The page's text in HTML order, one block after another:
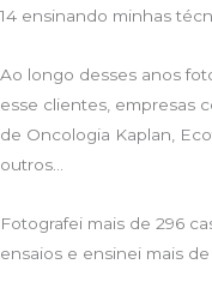
14 ensinando minhas
Ao longo desses anos
esse clientes, empresas
de Oncologia Kaplan,
outros…
Fotografei mais de 296
ensaios e ensinei mais